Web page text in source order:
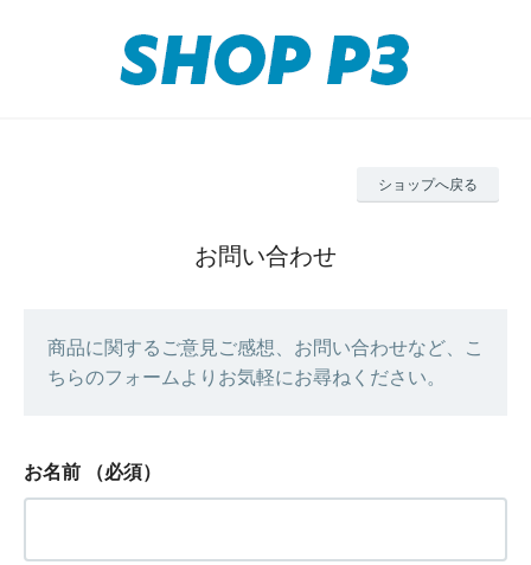
ショップへ戻る
お問い合わせ
商品に関するご意見ご感想、お問い合わせなど、こ
ちらのフォームよりお気軽にお尋ねください。
お名前 （必須）